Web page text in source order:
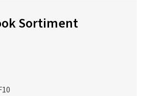
Sortiment